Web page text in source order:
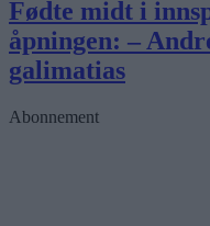
Fødte midt i
åpningen: –
galimatias
Abonnement